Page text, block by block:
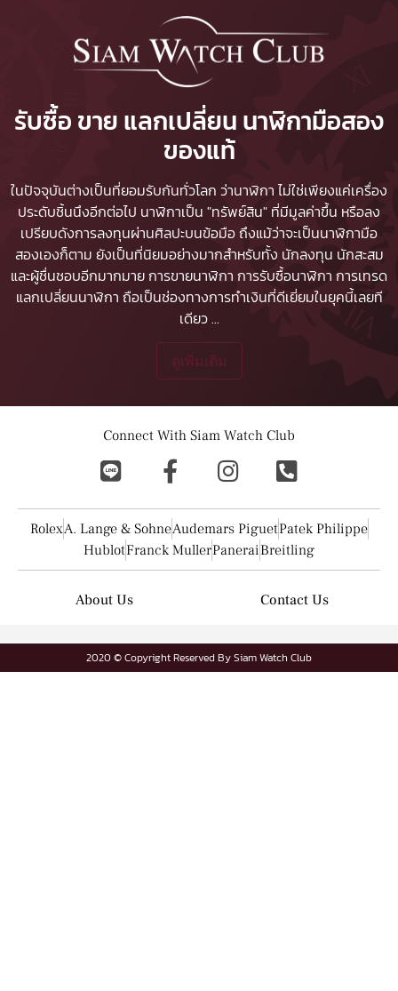
รับซื้อ ขาย แลกเปลี่ยน นาฬิกามือสอง
ของแท้
ในปัจจุบันต่างเป็นที่ยอมรับกันทั่วโลก ว่านาฬิกา ไม่ใช่เพียงแค่เครื่อง
ประดับชิ้นนึงอีกต่อไป นาฬิกาเป็น "ทรัพย์สิน" ที่มีมูลค่าขึ้น หรือลง
เปรียบดังการลงทุนผ่านศิลปะบนข้อมือ ถึงแม้ว่าจะเป็นนาฬิกามือ
สองเองก็ตาม ยังเป็นที่นิยมอย่างมากสำหรับทั้ง นักลงทุน นักสะสม
และผู้ชื่นชอบอีกมากมายการขายนาฬิกา การรับซื้อนาฬิกา การเทรด
แลกเปลี่ยนนาฬิกา ถือเป็นช่องทางการทำเงินที่ดีเยี่ยมในยุคนี้เลยที
เดียว...
ดูเพิ่มเติม
Connect With Siam Watch Club
RolexA. Lange & SohneAudemars PiguetPatek Philippe
HublotFranck MullerPaneraiBreitling
About Us Contact Us
2020 © Copyright Reserved By Siam Watch Club